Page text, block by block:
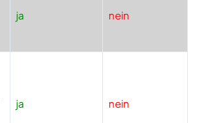
ja nein
ja nein